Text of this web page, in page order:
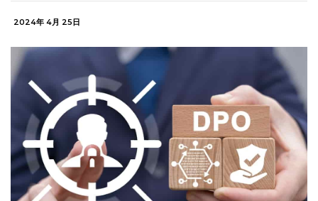
2024年 4月 25日